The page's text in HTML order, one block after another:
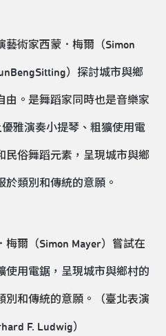
藝術家西蒙．梅爾（Simon
）探討城市與鄉
由。是舞蹈家同時也是音樂家
雅演奏小提琴、粗獷使用電
民俗舞蹈元素，呈現城市與鄉
於類別和傳統的意願。